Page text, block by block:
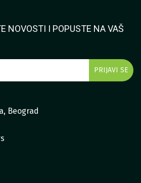
NOVOSTI I POPUSTE NA VAŠ
Beograd